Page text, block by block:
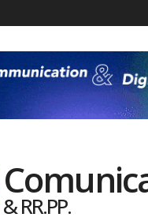
& RR.PP.